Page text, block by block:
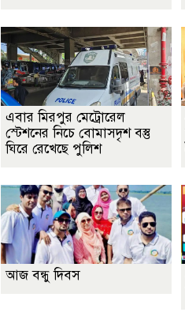
এবার মিরপুর মেট্রোরেল
স্টেশনের নিচে বোমাসদৃশ বস্তু
ঘিরে রেখেছে পুলিশ
আজ বন্ধু দিবস